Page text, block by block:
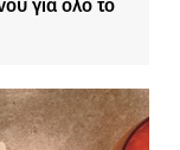
για όλο το